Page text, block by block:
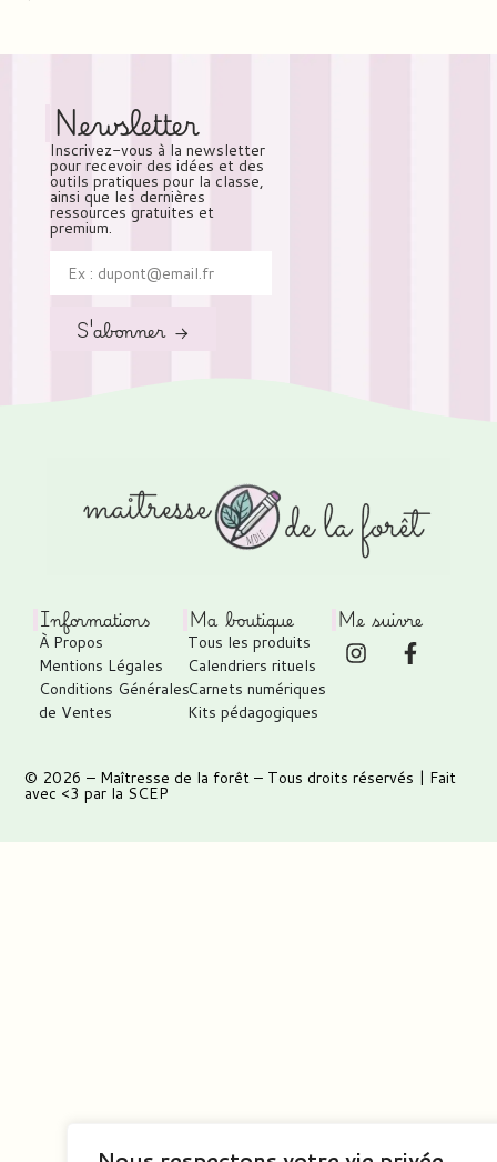
Newsletter
Inscrivez-vous à la newsletter
pour recevoir des idées et des
outils pratiques pour la classe,
ainsi que les dernières
ressources gratuites et
premium.
S'abonner →
Informations
À Propos
Mentions Légales
Conditions Générales
de Ventes
Ma boutique
Tous les produits
Calendriers rituels
Carnets numériques
Kits pédagogiques
Me suivre
© 2026 – Maîtresse de la forêt – Tous droits réservés | Fait
avec <3 par la SCEP